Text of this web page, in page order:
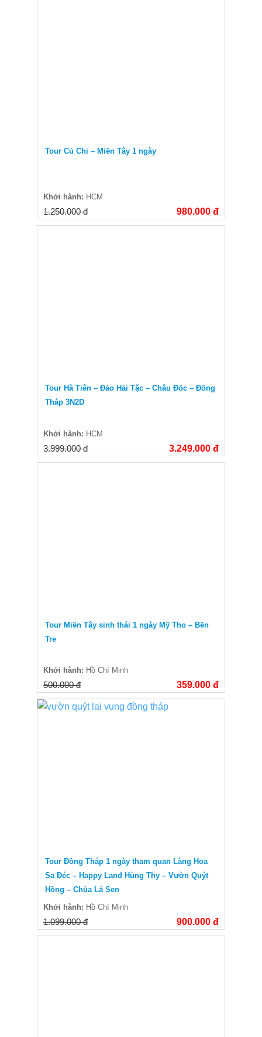
Tour Củ Chi – Miền Tây 1 ngày
Khởi hành: HCM
1.250.000 đ 980.000 đ
Tour Hà Tiên – Đảo Hải Tặc – Châu Đốc – Đồng
Tháp 3N2D
Khởi hành: HCM
3.999.000 đ 3.249.000 đ
Tour Miền Tây sinh thái 1 ngày Mỹ Tho – Bến
Tre
Khởi hành: Hồ Chí Minh
500.000 đ 359.000 đ
Tour Đồng Tháp 1 ngày tham quan Làng Hoa
Sa Đéc – Happy Land Hùng Thy – Vườn Quýt
Hồng – Chùa Lá Sen
Khởi hành: Hồ Chí Minh
1.099.000 đ 900.000 đ